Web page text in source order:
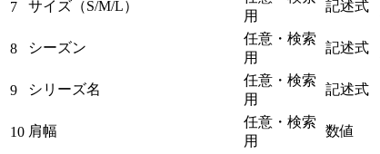
7 サイズ（S/M/L）
用
記述式
8 シーズン
任意・検索
用
記述式
9 シリーズ名
任意・検索
用
記述式
10 肩幅
任意・検索
用
数値